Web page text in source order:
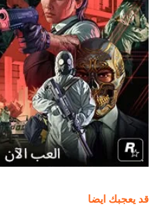
قد يعجبك ايضا